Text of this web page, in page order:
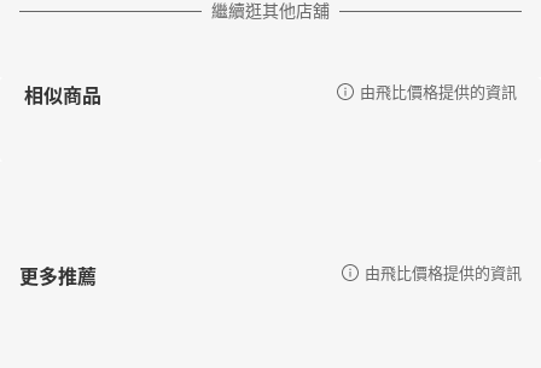
繼續逛其他店舖
相似商品 由飛比價格提供的資訊
更多推薦 由飛比價格提供的資訊